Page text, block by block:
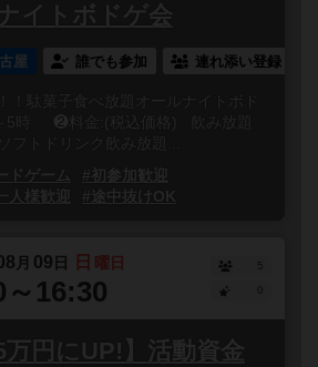
イトボドゲ会
屋 誰でも参加 連れ添い登録
！駄菓子食べ放題オールナイトボド
5時 ❷料金:(税込価格) 飲み放題
フトドリンク飲み放題...
ドゲーム
#初参加歓迎
人様歓迎 #途中抜けOK
月 09 日 日 曜日
～16:30
5
万円にUP!】活動資金